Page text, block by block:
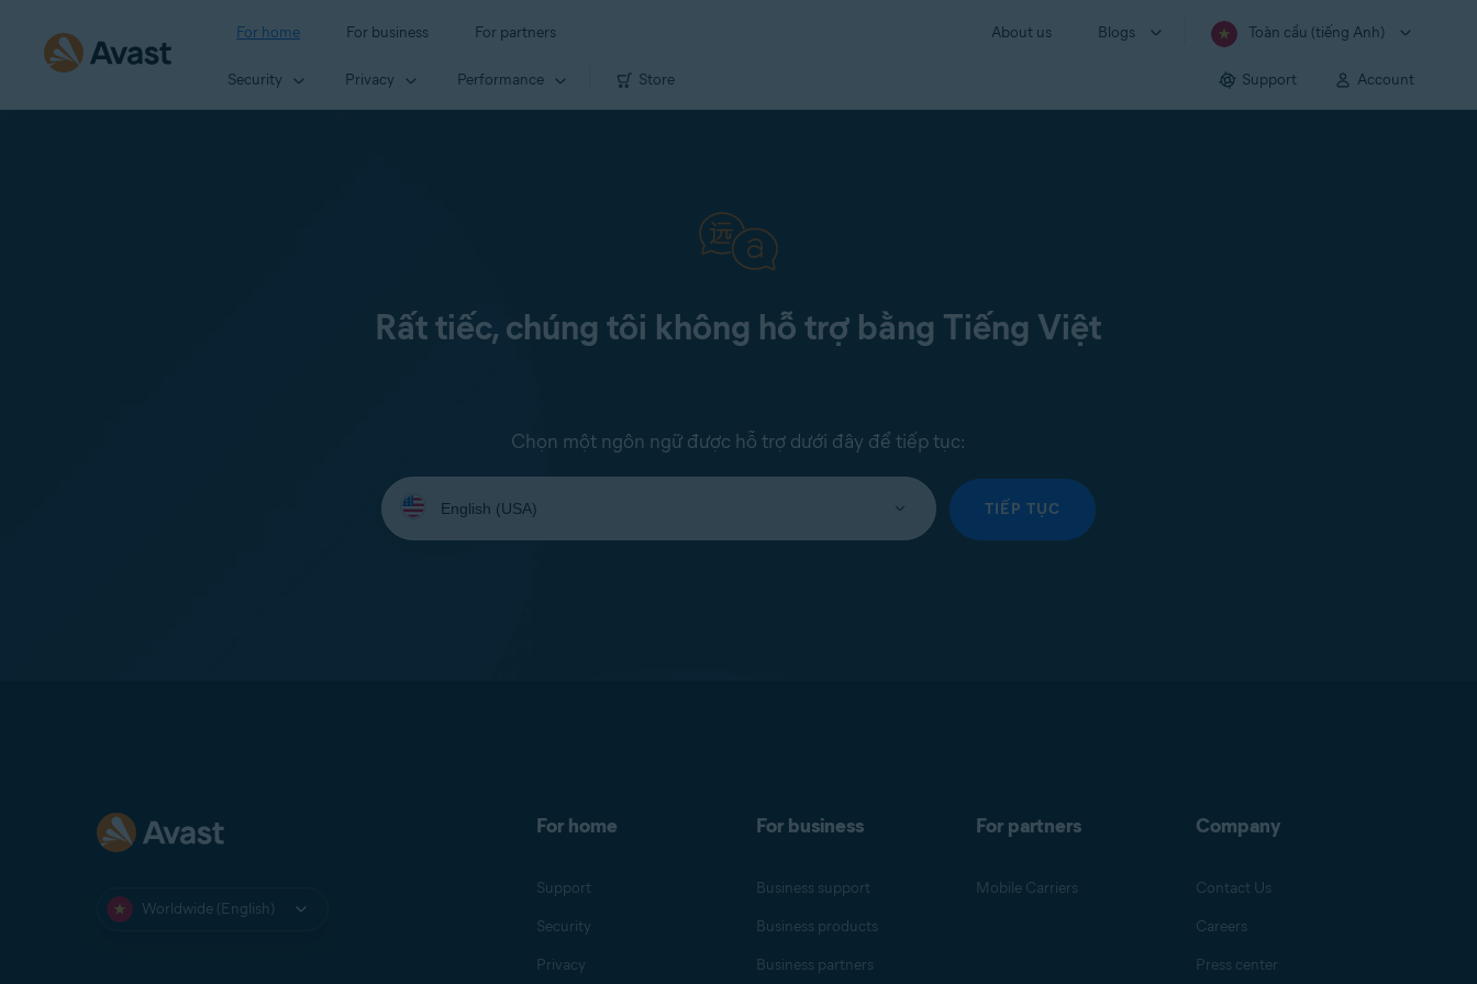
For home For business For partners About us Blogs Toàn cầu (tiếng Anh)
Security Privacy Performance Store Support Account
Rất tiếc, chúng tôi không hỗ trợ bằng Tiếng Việt
Chọn một ngôn ngữ được hỗ trợ dưới đây để tiếp tục:
Select
your
language:
TIẾP TỤC
Worldwide (English)
For home
Support
Security
Privacy
For business
Business support
Business products
Business partners
For partners
Mobile Carriers
Company
Contact Us
Careers
Press center